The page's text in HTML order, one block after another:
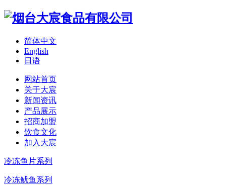
简体中文
English
日语
网站首页
关于大宸
新闻资讯
产品展示
招商加盟
饮食文化
加入大宸
冷冻鱼片系列
冷冻鱿鱼系列